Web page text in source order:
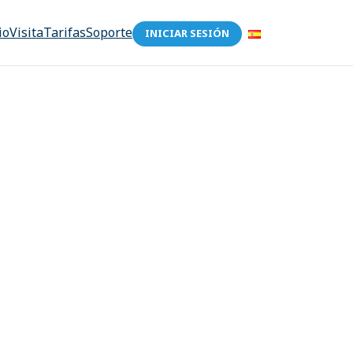
VisitaTarifasSoporte INICIAR SESIÓN